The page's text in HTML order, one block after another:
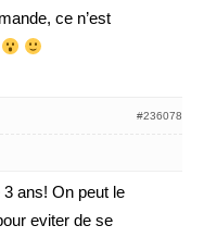
ce n’est
#236078
3 ans! On peut le
eviter de se